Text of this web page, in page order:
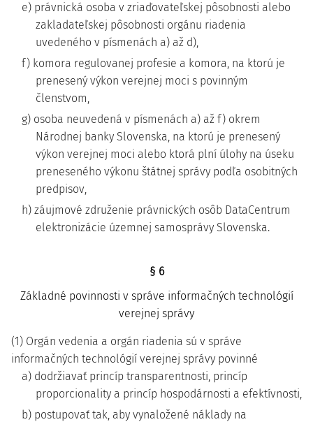
e) právnická osoba v zriaďovateľskej pôsobnosti alebo
zakladateľskej pôsobnosti orgánu riadenia
uvedeného v písmenách a) až d),
f) komora regulovanej profesie a komora, na ktorú je
prenesený výkon verejnej moci s povinným
členstvom,
g) osoba neuvedená v písmenách a) až f) okrem
Národnej banky Slovenska, na ktorú je prenesený
výkon verejnej moci alebo ktorá plní úlohy na úseku
preneseného výkonu štátnej správy podľa osobitných
predpisov,
h) záujmové združenie právnických osôb DataCentrum
elektronizácie územnej samosprávy Slovenska.
§ 6
Základné povinnosti v správe informačných technológií
verejnej správy
(1) Orgán vedenia a orgán riadenia sú v správe
informačných technológií verejnej správy povinné
a) dodržiavať princíp transparentnosti, princíp
proporcionality a princíp hospodárnosti a efektívnosti,
b) postupovať tak, aby vynaložené náklady na